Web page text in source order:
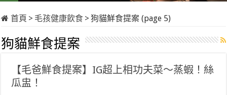
首頁 > 毛孩健康飲食 > 狗貓鮮食提案 (page 5)
狗貓鮮食提案
【毛爸鮮食提案】IG超上相功夫菜～蒸蝦！絲
瓜盅！